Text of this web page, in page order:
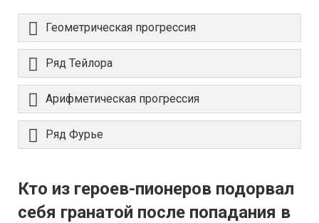
Геометрическая прогрессия
Ряд Тейлора
Арифметическая прогрессия
Ряд Фурье
Кто из героев-пионеров подорвал
себя гранатой после попадания в